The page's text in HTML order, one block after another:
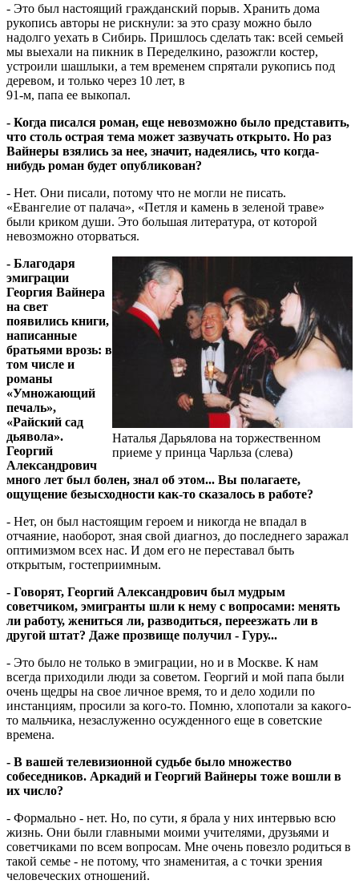
- Это был настоящий гражданский порыв. Хранить дома
рукопись авторы не рискнули: за это сразу можно было
надолго уехать в Сибирь. Пришлось сделать так: всей семьей
мы выехали на пикник в Переделкино, разожгли костер,
устроили шашлыки, а тем временем спрятали рукопись под
деревом, и только через 10 лет, в
91-м, папа ее выкопал.
- Когда писался роман, еще невозможно было представить,
что столь острая тема может зазвучать открыто. Но раз
Вайнеры взялись за нее, значит, надеялись, что когда-
нибудь роман будет опубликован?
- Нет. Они писали, потому что не могли не писать.
«Евангелие от палача», «Петля и камень в зеленой траве»
были криком души. Это большая литература, от которой
невозможно оторваться.
Наталья Дарьялова на торжественном
приеме у принца Чарльза (слева)
- Благодаря
эмиграции
Георгия Вайнера
на свет
появились книги,
написанные
братьями врозь: в
том числе и
романы
«Умножающий
печаль»,
«Райский сад
дьявола».
Георгий
Александрович
много лет был болен, знал об этом... Вы полагаете,
ощущение безысходности как-то сказалось в работе?
- Нет, он был настоящим героем и никогда не впадал в
отчаяние, наоборот, зная свой диагноз, до последнего заражал
оптимизмом всех нас. И дом его не переставал быть
открытым, гостеприимным.
- Говорят, Георгий Александрович был мудрым
советчиком, эмигранты шли к нему с вопросами: менять
ли работу, жениться ли, разводиться, переезжать ли в
другой штат? Даже прозвище получил - Гуру...
- Это было не только в эмиграции, но и в Москве. К нам
всегда приходили люди за советом. Георгий и мой папа были
очень щедры на свое личное время, то и дело ходили по
инстанциям, просили за кого-то. Помню, хлопотали за какого-
то мальчика, незаслуженно осужденного еще в советские
времена.
- В вашей телевизионной судьбе было множество
собеседников. Аркадий и Георгий Вайнеры тоже вошли в
их число?
- Формально - нет. Но, по сути, я брала у них интервью всю
жизнь. Они были главными моими учителями, друзьями и
советчиками по всем вопросам. Мне очень повезло родиться в
такой семье - не потому, что знаменитая, а с точки зрения
человеческих отношений.